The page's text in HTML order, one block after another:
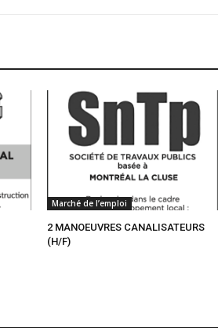
Marché de l’emploi
2 MANOEUVRES CANALISATEURS
(H/F)